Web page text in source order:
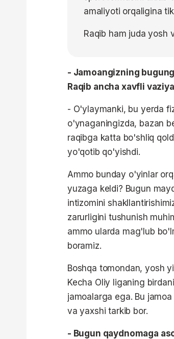
amaliyoti orqaligina
Raqib ham juda yosh
- Jamoangizning
Raqib ancha xavfli
- O'ylaymanki, bu yerda
o'ynaganingizda, bazan
raqibga katta bo'shliq
yo'qotib qo'yishdi.
Ammo bunday o'yinlar
yuzaga keldi? Bugun
intizomini
zarurligini tushunish
ammo ularda mag'lub
boramiz.
Boshqa tomondan, yosh
Kecha Oliy liganing
jamoalarga ega. Bu
va yaxshi tarkib bor.
- Bugun qaydnomaga